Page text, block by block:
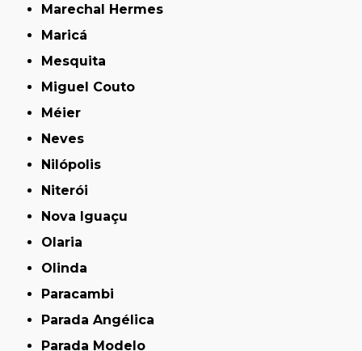
Marechal Hermes
Maricá
Mesquita
Miguel Couto
Méier
Neves
Nilópolis
Niterói
Nova Iguaçu
Olaria
Olinda
Paracambi
Parada Angélica
Parada Modelo